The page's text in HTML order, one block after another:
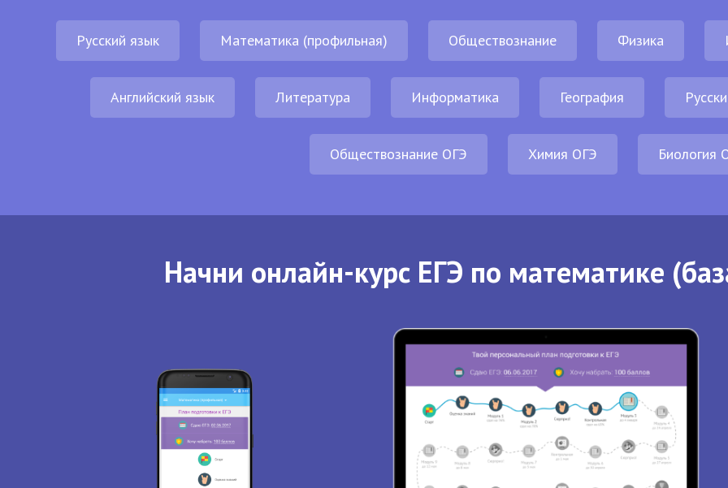
Русский язык Математика (профильная) Обществознание Физика
Английский язык Литература Информатика География
Обществознание ОГЭ Химия ОГЭ Биология
Начни онлайн-курс ЕГЭ по математике